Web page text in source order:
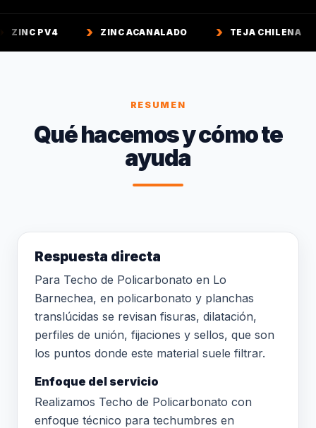
ZINC ACANALADO TEJA CHILENA TEJA
RESUMEN
Qué hacemos y cómo te
ayuda
Respuesta directa
Para Techo de Policarbonato en Lo
Barnechea, en policarbonato y planchas
translúcidas se revisan fisuras, dilatación,
perfiles de unión, fijaciones y sellos, que son
los puntos donde este material suele filtrar.
Enfoque del servicio
Realizamos Techo de Policarbonato con
enfoque técnico para techumbres en